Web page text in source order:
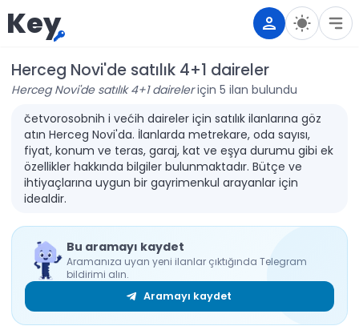
Key
Herceg Novi'de satılık 4+1 daireler
Herceg Novi'de satılık 4+1 daireleriçin 5 ilan bulundu
četvorosobnih i većih daireler için satılık ilanlarına göz
atın Herceg Novi'da. İlanlarda metrekare, oda sayısı,
fiyat, konum ve teras, garaj, kat ve eşya durumu gibi ek
özellikler hakkında bilgiler bulunmaktadır. Bütçe ve
ihtiyaçlarına uygun bir gayrimenkul arayanlar için
idealdir.
Bu aramayı kaydet
Aramanıza uyan yeni ilanlar çıktığında Telegram
bildirimi alın.
Aramayı kaydet